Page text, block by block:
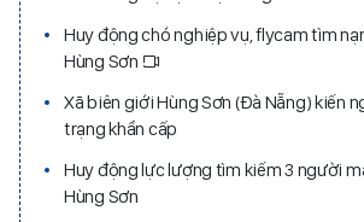
Huy động chó nghiệp vụ, flycam tìm
Hùng Sơn
Xã biên giới Hùng Sơn (Đà Nẵng) kiến
trạng khẩn cấp
Huy động lực lượng tìm kiếm 3 người
Hùng Sơn